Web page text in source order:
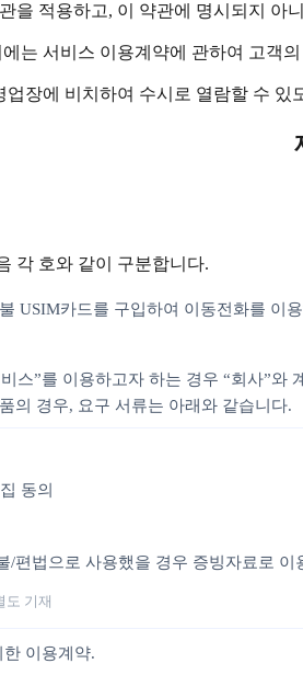
을 적용하고, 이 약관에 명시되지 아
는 서비스 이용계약에 관하여 고객
장에 비치하여 수시로 열람할 수
각 호와 같이 구분합니다.
USIM카드를 구입하여 이동전화를 이
스”를 이용하고자 하는 경우 “회사”
의 경우, 요구 서류는 아래와 같습니다.
동의
/편법으로 사용했을 경우 증빙자료로 이
도 기재
이용계약.